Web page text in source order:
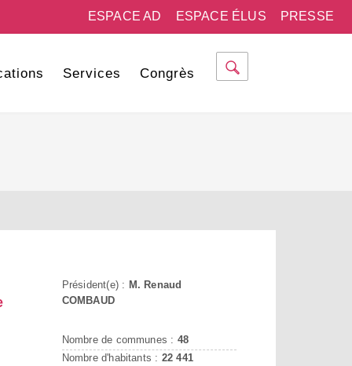
PRESSE
ESPACE ÉLUS
ESPACE AD
Services Congrès
Président(e) : M. Renaud
COMBAUD
Nombre de communes : 48
Nombre d'habitants : 22 441